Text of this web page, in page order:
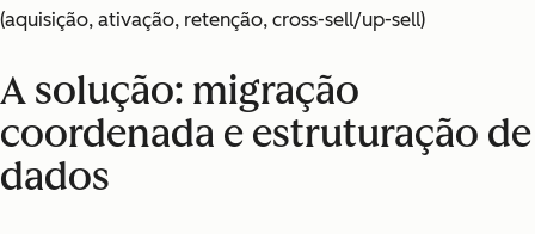
(aquisição, ativação, retenção, cross-sell/up-sell)
A solução: migração
coordenada e estruturação de
dados